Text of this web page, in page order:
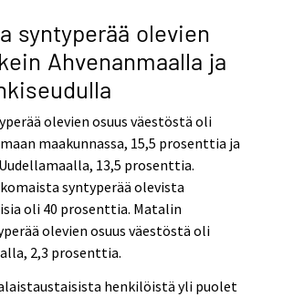
syntyperää olevien
Ahvenanmaalla ja
olevien osuus väestöstä oli
maakunnassa, 15,5 prosenttia ja
13,5 prosenttia.
syntyperää olevista
oli 40 prosenttia. Matalin
olevien osuus väestöstä oli
2,3 prosenttia.
henkilöistä yli puolet